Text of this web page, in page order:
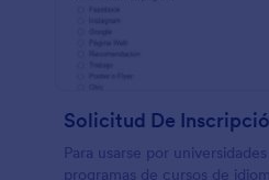
Para usarse por
programas de cursos de